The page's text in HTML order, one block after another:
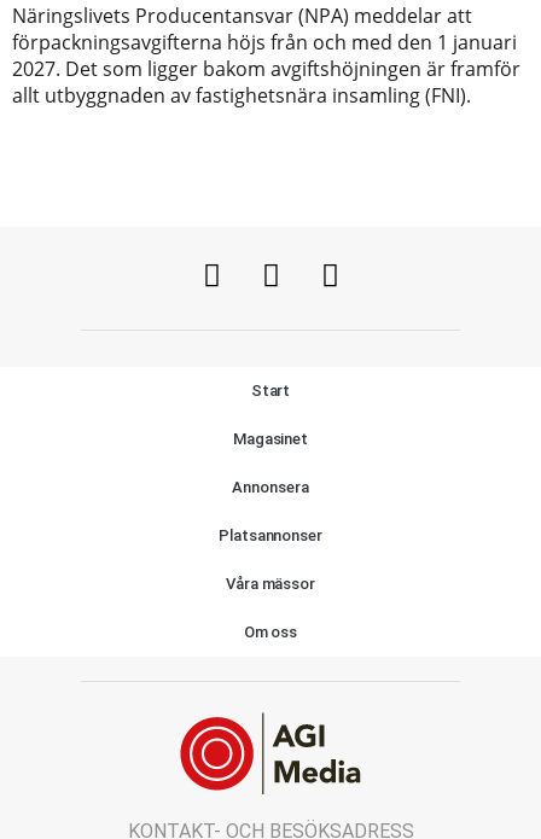
Näringslivets Producentansvar (NPA) meddelar att
förpackningsavgifterna höjs från och med den 1 januari
2027. Det som ligger bakom avgiftshöjningen är framför
allt utbyggnaden av fastighetsnära insamling (FNI).
Start
Magasinet
Annonsera
Platsannonser
Våra mässor
Om oss
KONTAKT- OCH BESÖKSADRESS